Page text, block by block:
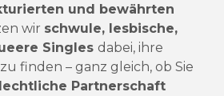
und bewährten
wir schwule, lesbische,
Singlesdabei, ihre
zu finden – ganz gleich, ob Sie
Partnerschaft